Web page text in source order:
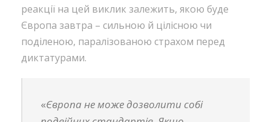
реакції на цей виклик залежить, якою буде
Європа завтра – сильною й цілісною чи
поділеною, паралізованою страхом перед
диктатурами.
«Європа не може дозволити собі